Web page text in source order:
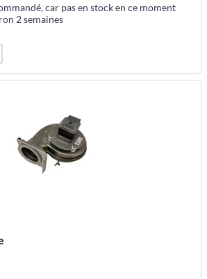
car pas en stock en ce moment
2 semaines